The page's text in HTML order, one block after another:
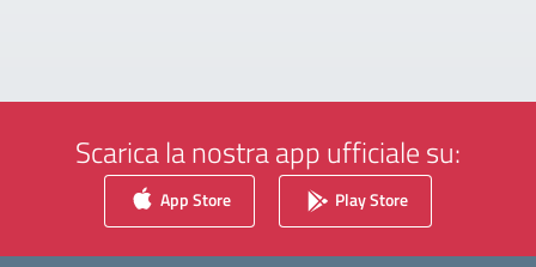
Scarica la nostra app ufficiale su:
App Store Play Store